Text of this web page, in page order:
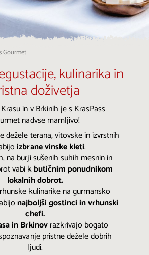
Gourmet
kulinarika in
doživetja
in v Brkinih je s KrasPass
nadvse mamljivo!
dežele terana, vitovske in izvrstnih
izbrane vinske kleti.
na burji sušenih suhih mesnin in
vabi kbutičnim ponudnikom
lokalnih dobrot.
kulinarike na gurmansko
najboljši gostinci in vrhunski
chefi.
in Brkinovrazkrivajo bogato
pristne dežele dobrih
ljudi.